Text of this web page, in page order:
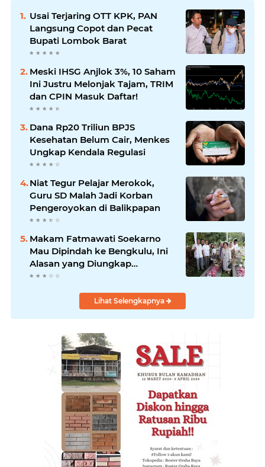
Usai Terjaring OTT KPK, PAN
Langsung Copot dan Pecat
Bupati Lombok Barat
Meski IHSG Anjlok 3%, 10 Saham
Ini Justru Melonjak Tajam, TRIM
dan CPIN Masuk Daftar!
Dana Rp20 Triliun BPJS
Kesehatan Belum Cair, Menkes
Ungkap Kendala Regulasi
Niat Tegur Pelajar Merokok,
Guru SD Malah Jadi Korban
Pengeroyokan di Balikpapan
Makam Fatmawati Soekarno
Mau Dipindah ke Bengkulu, Ini
Alasan yang Diungkap
Gubernur
Lihat Selengkapnya